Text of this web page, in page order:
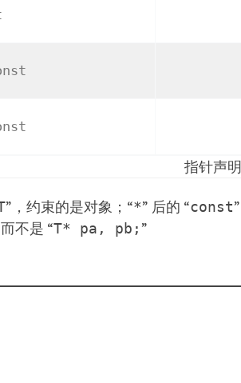
指针声
”，约束的是对象；“*” 后的 “const
不是 “T* pa, pb; ”